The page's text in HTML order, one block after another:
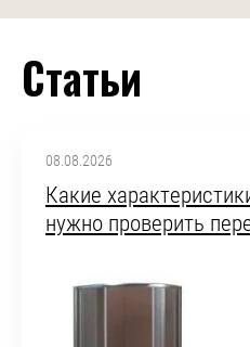
Статьи
08.08.2026
Какие
нужно проверить